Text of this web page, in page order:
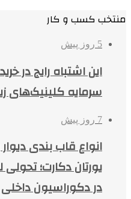
منتخب کسب و کار
5 روز پیش
این اشتباه رایج در
سرمایه کلینیک‌های
7 روز پیش
انواع قاب بندی
یورتان دکارت؛
در دکوراسیون داخلی